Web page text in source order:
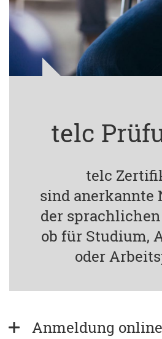
telc
telc
sind anerkannte
der
ob für Studium,
oder
Anmeldung